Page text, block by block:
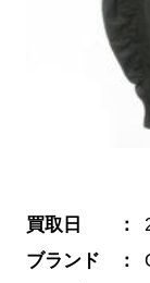
買取日
ブランド